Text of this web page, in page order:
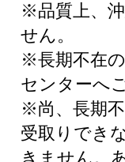
※品質上、
せん。
※長期不在
センターへ
※尚、長期
受取りでき
きません。